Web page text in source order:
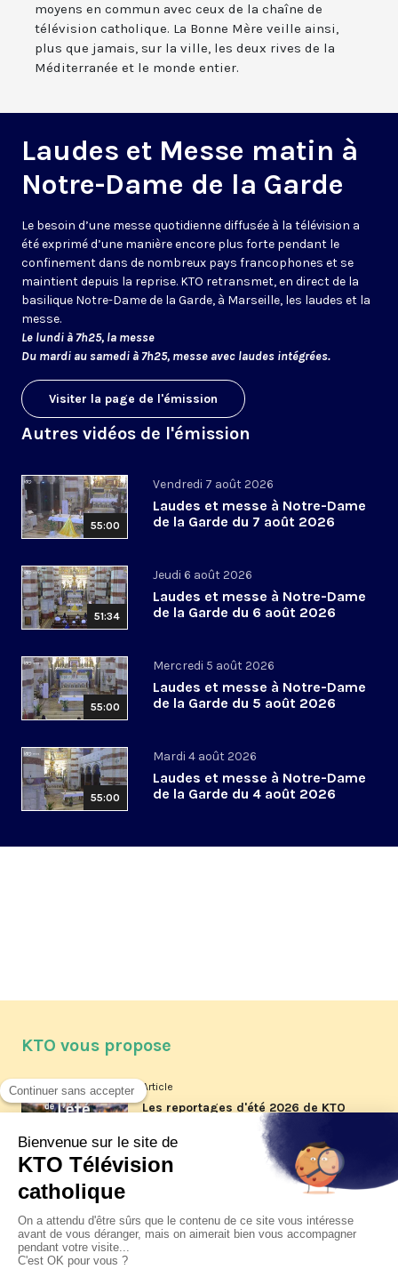
moyens en commun avec ceux de la chaîne de
télévision catholique. La Bonne Mère veille ainsi,
plus que jamais, sur la ville, les deux rives de la
Méditerranée et le monde entier.
Laudes et Messe matin à
Notre-Dame de la Garde
Le besoin d’une messe quotidienne diffusée à la télévision a
été exprimé d’une manière encore plus forte pendant le
confinement dans de nombreux pays francophones et se
maintient depuis la reprise. KTO retransmet, en direct de la
basilique Notre-Dame de la Garde, à Marseille, les laudes et la
messe.
Le lundi à 7h25, la messe
Du mardi au samedi à 7h25, messe avec laudes intégrées.
Visiter la page de l'émission
Autres vidéos de l'émission
55:00
Vendredi 7 août 2026
Laudes et messe à Notre-Dame
de la Garde du 7 août 2026
51:34
Jeudi 6 août 2026
Laudes et messe à Notre-Dame
de la Garde du 6 août 2026
55:00
Mercredi 5 août 2026
Laudes et messe à Notre-Dame
de la Garde du 5 août 2026
55:00
Mardi 4 août 2026
Laudes et messe à Notre-Dame
de la Garde du 4 août 2026
KTO vous propose
Article
Les reportages d'été 2026 de KTO
Article
La visite pastorale du pape Léon
jeudi 6 août